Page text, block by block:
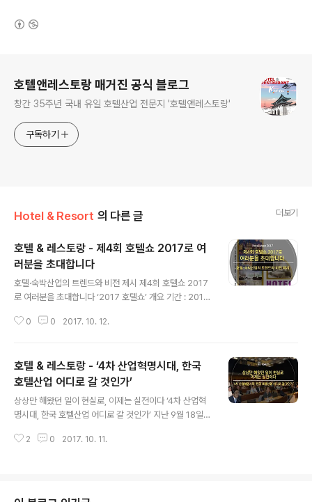
호텔앤레스토랑 매거진 공식 블로그
창간 35주년 국내 유일 호텔산업 전문지 '호텔앤레스토랑'
구독하기
Hotel & Resort 의 다른 글 더보기
호텔 & 레스토랑 - 제4회 호텔쇼 2017로 여
러분을 초대합니다
호텔·숙박산업의 트렌드와 비전 제시 제4회 호텔쇼 2017
로 여러분을 초대합니다 ‘2017 호텔쇼’ 개요 기간 : 2017
50여 업체 500 부스 주최 : 호텔앤레스토랑 매거진, (주)
스 객실 쇼룸」 「2017 와인 & 주류 특별전」 등 국내 호레카
(Hotel, Restaurant, Café)산업을 함께 아우르는 종합
매거진 호텔앤레스토랑이 박람회 전문기업 미래전람과 함
께 ‘호텔쇼 2017(HOTEL SHOW 2017)’을 올해로 4회
째 개최한다. 해를 맞이할수록 보다 알찬 참가업체, 다양한
이벤트를 진행하고 있..
0 0 2017. 10. 12.
호텔 & 레스토랑 - ‘4차 산업혁명시대, 한국
호텔산업 어디로 갈 것인가’
상상만 해왔던 일이 현실로, 이제는 실전이다 ‘4차 산업혁
명시대, 한국 호텔산업 어디로 갈 것인가’ 지난 9월 18일,
소에서 호텔들이 어떻게 4차 산업을 대응해나가야 할 것인
계자는 약 200명 정도 참여했으며, 4차 산업에 대한 논의
2 0 2017. 10. 11.